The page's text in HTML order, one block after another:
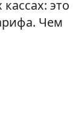
это
Чем